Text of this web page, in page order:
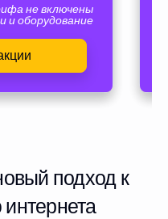
не включены
и оборудование
подход к